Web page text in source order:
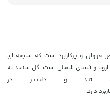
و پرکاربرد است که سابقه ای
و آسیای شمالی است. گل سنجد به
تند و دلپذیر در
دارد.